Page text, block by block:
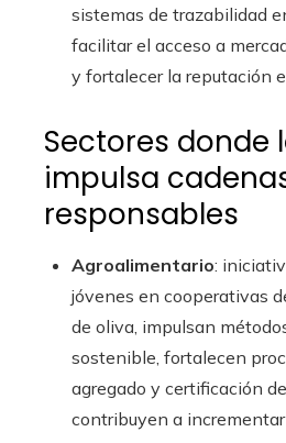
sistemas de trazabilidad
facilitar el acceso a
y fortalecer la reputación
Sectores donde
impulsa
responsables
Agroalimentario:
jóvenes en cooperativas
de oliva, impulsan
sostenible, fortalecen
agregado y certificación
contribuyen a